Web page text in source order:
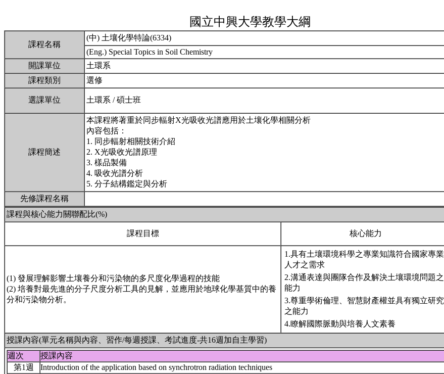
國立中興大學教學大綱
課程名稱
(中) 土壤化學特論(6334)
(Eng.) Special Topics in Soil Chemistry
開課單位
土環系
課程類別
選修
選課單位 土環系 / 碩士班
課程簡述
本課程將著重於同步輻射X光吸收光譜應用於土壤化學相關分析
內容包括：
1. 同步輻射相關技術介紹
2. X光吸收光譜原理
3. 樣品製備
4. 吸收光譜分析
5. 分子結構鑑定與分析
先修課程名稱
課程與核心能力關聯配比(%)
課程目標 核心能力
(1) 發展理解影響土壤養分和污染物的多尺度化學過程的技能
(2) 培養對最先進的分子尺度分析工具的見解，並應用於地球化學基質中的養
分和污染物分析。
1.具有土壤環境科學之專業知識符合國家專業
人才之需求
2.溝通表達與團隊合作及解決土壤環境問題之
能力
3.尊重學術倫理、智慧財產權並具有獨立研究
之能力
4.瞭解國際脈動與培養人文素養
授課內容(單元名稱與內容、習作/每週授課、考試進度-共16週加自主學習)
週次
授課內容
第1週
Introduction of the application based on synchrotron radiation techniques